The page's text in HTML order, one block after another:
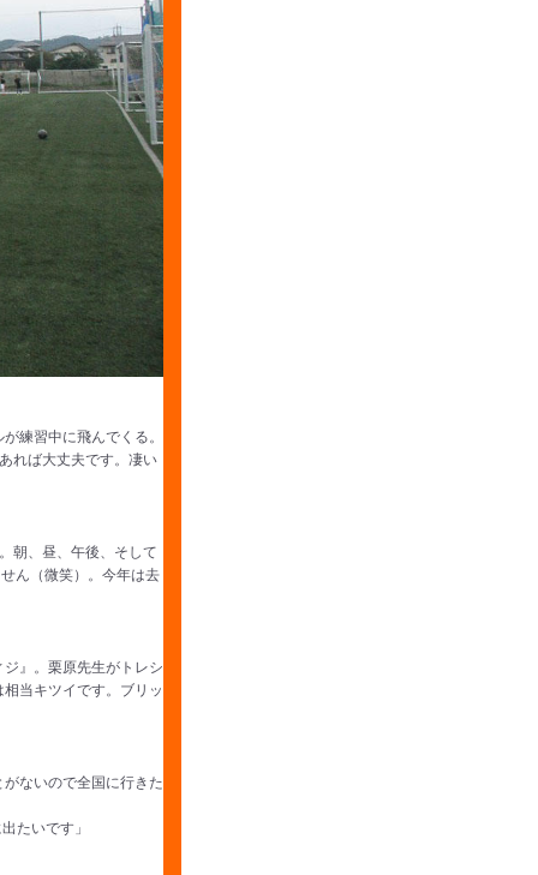
練習中に飛んでくる。
れば大丈夫です。凄い
朝、昼、午後、そして
ん（微笑）。今年は去
』。栗原先生がトレシ
当キツイです。ブリッ
ないので全国に行きた
たいです」